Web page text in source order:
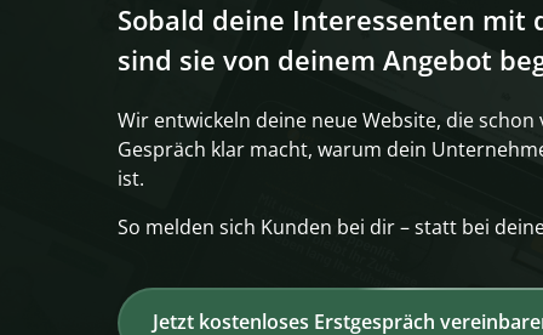
Sobald deine Interessenten mit
sind sie von deinem Angebot
Wir entwickeln deine neue Website, die
Gespräch klar macht, warum dein
ist.
So melden sich Kunden bei dir – statt bei
Jetzt kostenloses Erstgespräch